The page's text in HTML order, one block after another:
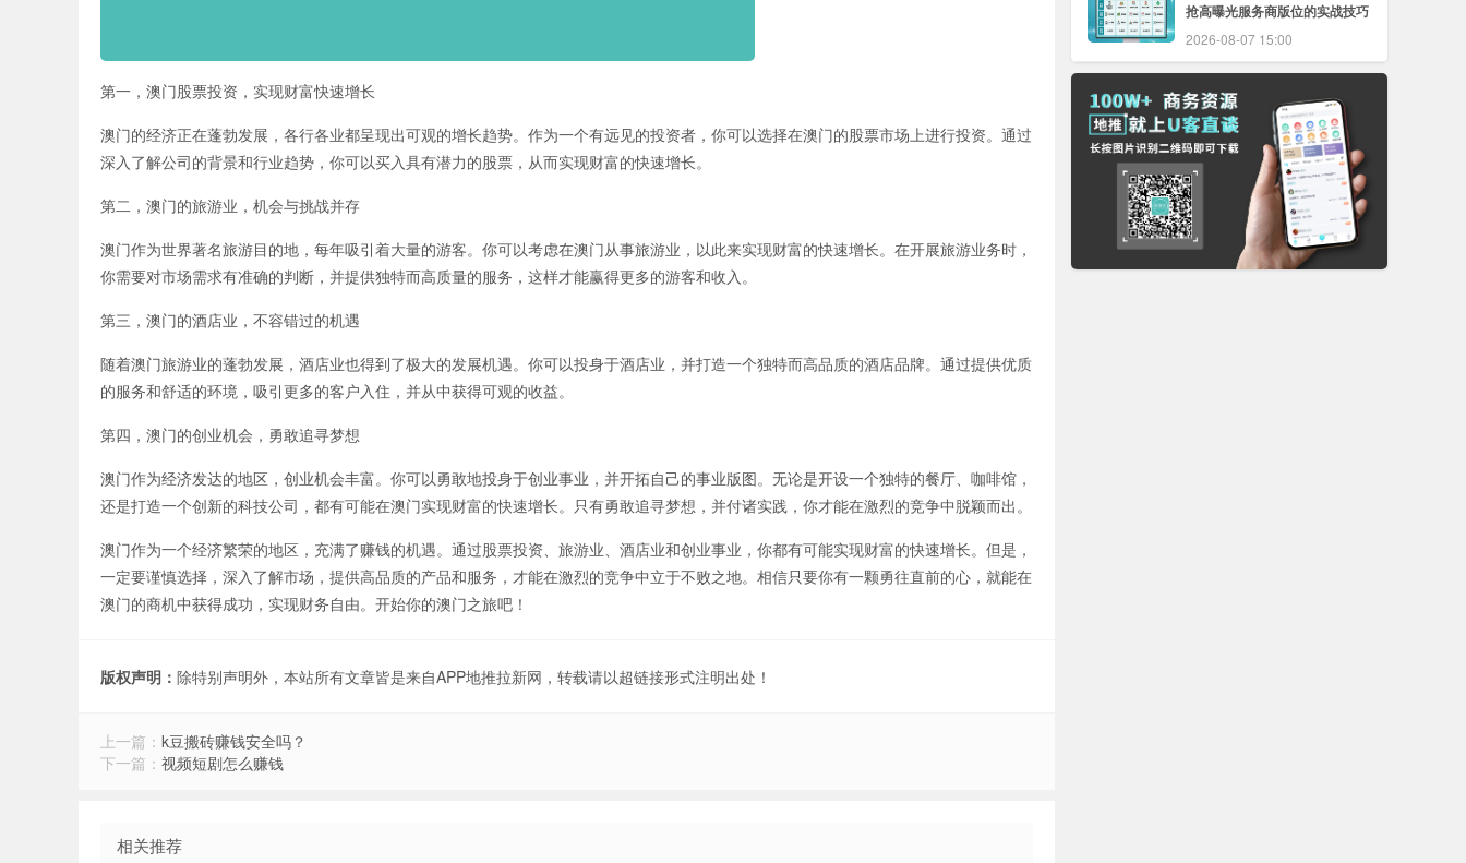
第一，澳门股票投资，实现财富快速增长
澳门的经济正在蓬勃发展，各行各业都呈现出可观的增长趋势。作为一个有远见的投资者，你可以选择在澳门的股票市场上进行投资。通过
深入了解公司的背景和行业趋势，你可以买入具有潜力的股票，从而实现财富的快速增长。
第二，澳门的旅游业，机会与挑战并存
澳门作为世界著名旅游目的地，每年吸引着大量的游客。你可以考虑在澳门从事旅游业，以此来实现财富的快速增长。在开展旅游业务时，
你需要对市场需求有准确的判断，并提供独特而高质量的服务，这样才能赢得更多的游客和收入。
第三，澳门的酒店业，不容错过的机遇
随着澳门旅游业的蓬勃发展，酒店业也得到了极大的发展机遇。你可以投身于酒店业，并打造一个独特而高品质的酒店品牌。通过提供优质
的服务和舒适的环境，吸引更多的客户入住，并从中获得可观的收益。
第四，澳门的创业机会，勇敢追寻梦想
澳门作为经济发达的地区，创业机会丰富。你可以勇敢地投身于创业事业，并开拓自己的事业版图。无论是开设一个独特的餐厅、咖啡馆，
还是打造一个创新的科技公司，都有可能在澳门实现财富的快速增长。只有勇敢追寻梦想，并付诸实践，你才能在激烈的竞争中脱颖而出。
澳门作为一个经济繁荣的地区，充满了赚钱的机遇。通过股票投资、旅游业、酒店业和创业事业，你都有可能实现财富的快速增长。但是，
一定要谨慎选择，深入了解市场，提供高品质的产品和服务，才能在激烈的竞争中立于不败之地。相信只要你有一颗勇往直前的心，就能在
澳门的商机中获得成功，实现财务自由。开始你的澳门之旅吧！
版权声明： 除特别声明外，本站所有文章皆是来自APP地推拉新网，转载请以超链接形式注明出处！
上一篇： k豆搬砖赚钱安全吗？
下一篇： 视频短剧怎么赚钱
相关推荐
抢高曝光服务商版位的实战技巧
2026-08-07 15:00